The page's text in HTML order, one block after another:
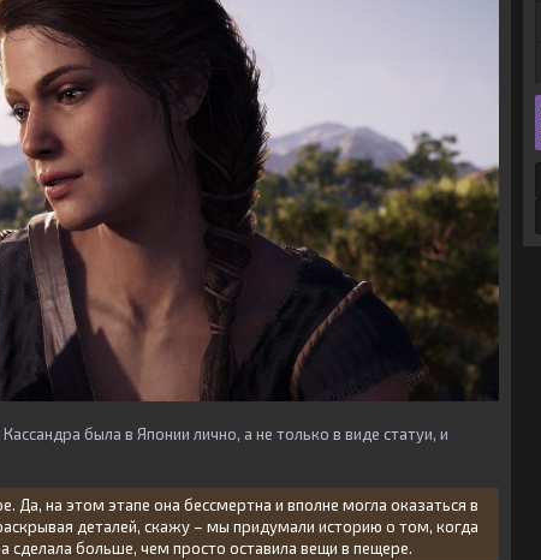
была в Японии лично, а не только в виде статуи, и
Да, на этом этапе она бессмертна и вполне могла оказаться в
деталей, скажу – мы придумали историю о том, когда
сделала больше, чем просто оставила вещи в пещере.